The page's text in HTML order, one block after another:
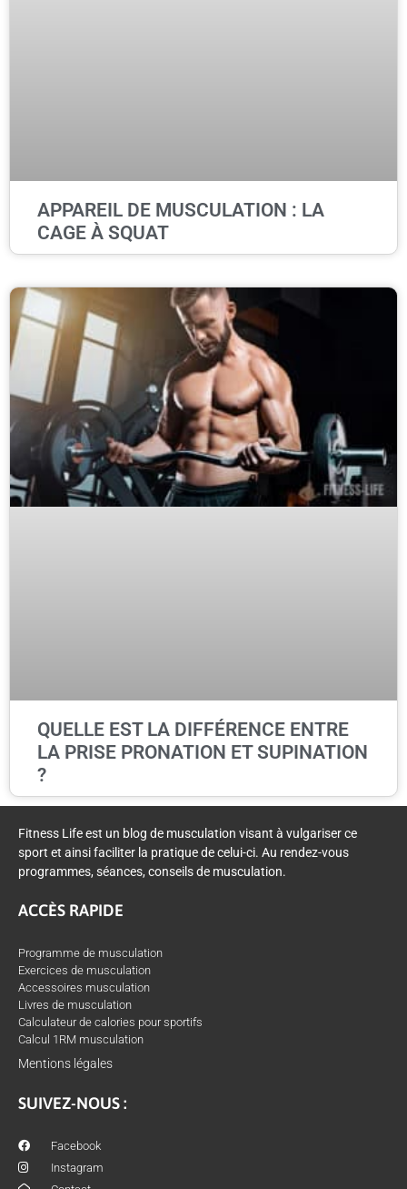
APPAREIL DE MUSCULATION : LA
CAGE À SQUAT
QUELLE EST LA DIFFÉRENCE ENTRE
LA PRISE PRONATION ET SUPINATION
?
Fitness Life est un blog de musculation visant à vulgariser ce
sport et ainsi faciliter la pratique de celui-ci. Au rendez-vous
programmes, séances, conseils de musculation.
ACCÈS RAPIDE
Programme de musculation
Exercices de musculation
Accessoires musculation
Livres de musculation
Calculateur de calories pour sportifs
Calcul 1RM musculation
Mentions légales
SUIVEZ-NOUS :
Facebook
Instagram